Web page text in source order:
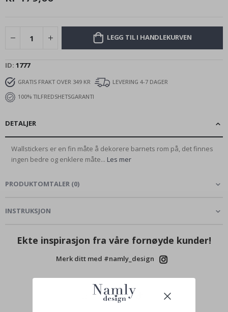
LEGG TIL I HANDLEKURVEN
ID 1777
GRATIS FRAKT OVER 349 KR
LEVERING 4-7 DAGER
100% TILFREDSHETSGARANTI
DETALJER
Wallstickers er en fin måte å dekorere barnets rom på, det finnes
ingen bedre og enklere måte... Les mer
PRODUKTOMTALER (0)
INSTRUKSJON
Ekte inspirasjon fra våre fornøyde kunder!
Merk ditt med #namly_design